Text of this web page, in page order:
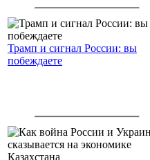
Трамп и сигнал России: вы
побеждаете